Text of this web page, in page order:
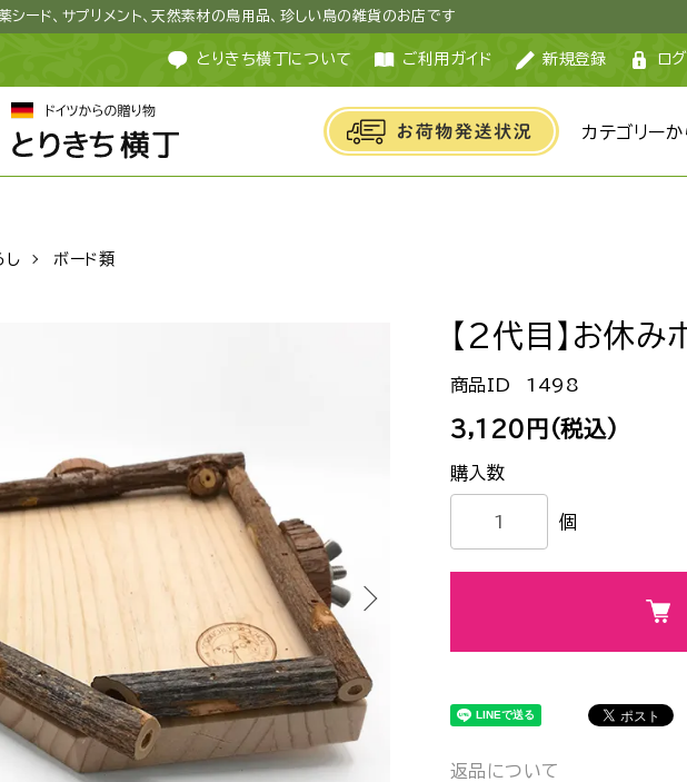
シード、サプリメント、天然素材の鳥用品、珍しい鳥の雑貨のお店です
とりきち横丁について ご利用ガイド 新規登録 ロ
カテゴリー
し ボード類
【2代目】お休み
1498
3,120円(税込)
個
返品について